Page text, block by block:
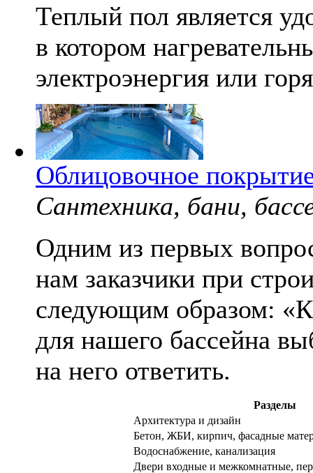
Теплый пол является
в котором
электроэнергия или
Облицовочное
Сантехника, бани,
Одним из первых
нам заказчики при
следующим образом:
для нашего бассейна
на него ответить.
Разделы
Архитектура и дизайн
Бетон, ЖБИ, кирпич, фасадные
Водоснабжение, канализация
Двери входные и межкомнатные,